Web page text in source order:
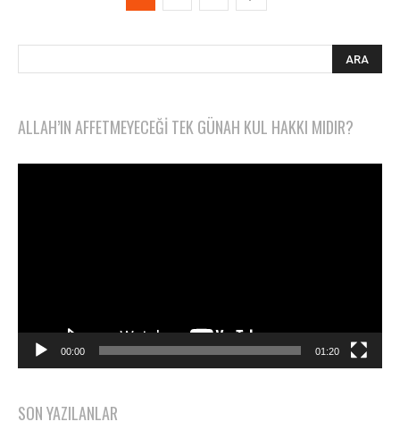
ALLAH’IN AFFETMEYECEĞI TEK GÜNAH KUL HAKKI MIDIR?
00:00 01:20
SON YAZILANLAR